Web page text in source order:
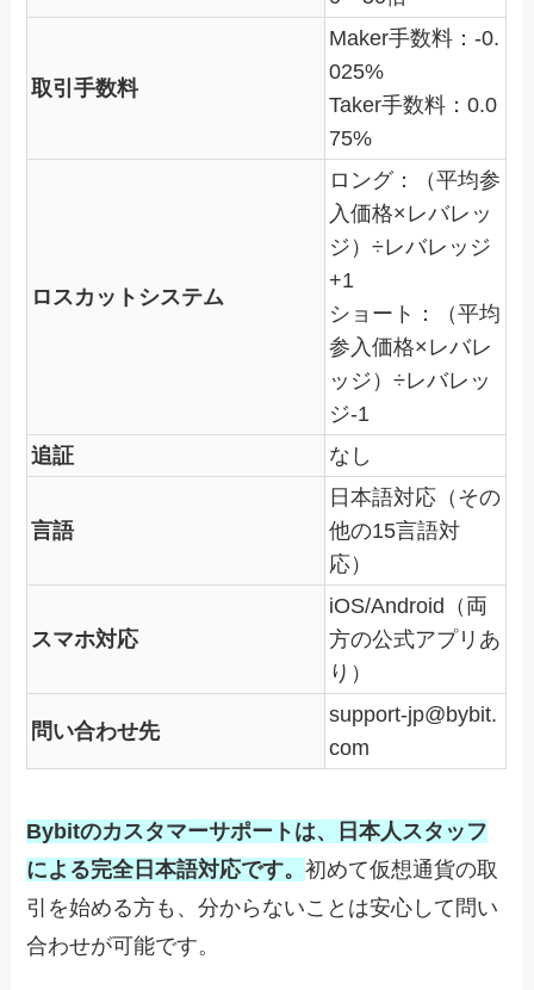
取引手数料
Maker手数料：-0.
025%
Taker手数料：0.0
75%
ロスカットシステム
ロング：（平均参
入価格×レバレッ
ジ）÷レバレッジ
+1
ショート：（平均
参入価格×レバレ
ッジ）÷レバレッ
ジ-1
追証
なし
言語
日本語対応（その
他の15言語対
応）
スマホ対応
iOS/Android（両
方の公式アプリあ
り）
問い合わせ先
support-jp@bybit.
com
Bybitのカスタマーサポートは、日本人スタッフ
による完全日本語対応です。初めて仮想通貨の取
引を始める方も、分からないことは安心して問い
合わせが可能です。